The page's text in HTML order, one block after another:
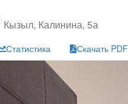
Кызыл, Калинина, 5а
Статистика Скачать PDF